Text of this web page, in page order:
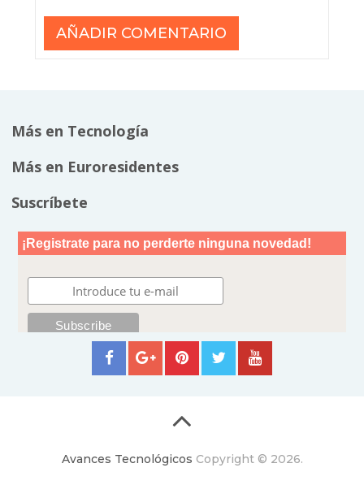
Más en Tecnología
Más en Euroresidentes
Suscríbete
Avances Tecnológicos Copyright © 2026.